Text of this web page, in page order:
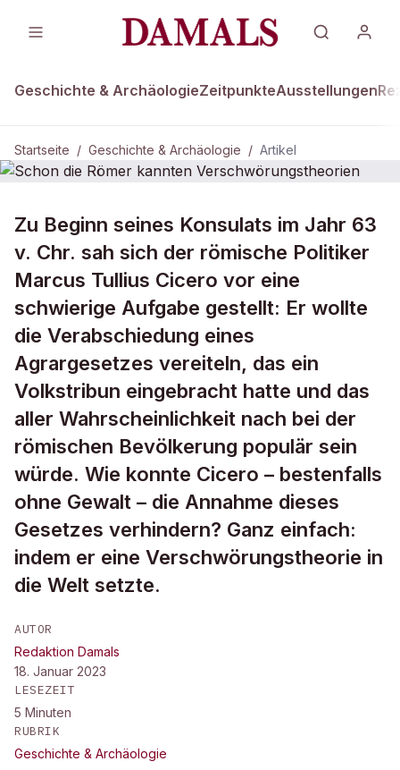
Geschichte & ArchäologieZeitpunkteAusstellungen
Startseite / Geschichte & Archäologie / Artikel
DAMALS Plus GESCHICHTE & ARCHÄOLOGIE
Schon die Römer kannten
Verschwörungstheorien
Zu Beginn seines Konsulats im Jahr 63
v. Chr. sah sich der römische Politiker
Marcus Tullius Cicero vor eine
schwierige Aufgabe gestellt: Er wollte
die Verabschiedung eines
Agrargesetzes vereiteln, das ein
Volkstribun eingebracht hatte und das
aller Wahrscheinlichkeit nach bei der
römischen Bevölkerung populär sein
würde. Wie konnte Cicero – bestenfalls
ohne Gewalt – die Annahme dieses
Gesetzes verhindern? Ganz einfach:
indem er eine Verschwörungstheorie in
die Welt setzte.
AUTOR
Redaktion Damals
18. Januar 2023
LESEZEIT
5 Minuten
RUBRIK
Geschichte & Archäologie